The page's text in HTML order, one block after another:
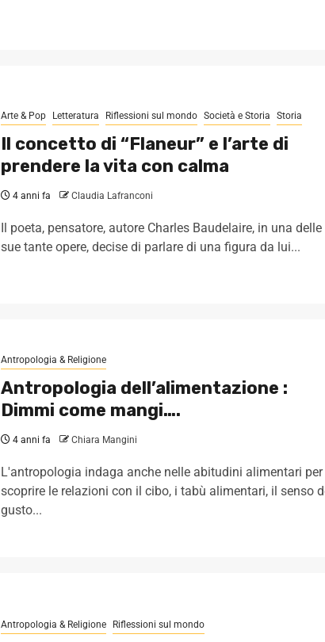
Arte & Pop Letteratura Riflessioni sul mondo Società e Storia Storia
Il concetto di “Flaneur” e l’arte di
prendere la vita con calma
4 anni fa Claudia Lafranconi
Il poeta, pensatore, autore Charles Baudelaire, in una delle
sue tante opere, decise di parlare di una figura da lui...
Antropologia & Religione
Antropologia dell’alimentazione :
Dimmi come mangi….
4 anni fa Chiara Mangini
L'antropologia indaga anche nelle abitudini alimentari per
scoprire le relazioni con il cibo, i tabù alimentari, il senso
gusto...
Antropologia & Religione Riflessioni sul mondo